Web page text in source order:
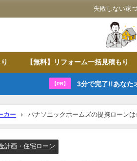
失敗しない家
【無料】リフォーム一括見積もり
【PR】 3分で完了!!あなた
カー
パナソニックホームズの提携ローン
計画・住宅ローン